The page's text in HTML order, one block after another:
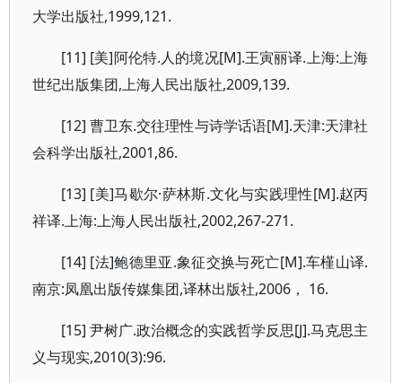
大学出版社,1999,121.
[11] [美]阿伦特.人的境况[M].王寅丽译.上海:上海
世纪出版集团,上海人民出版社,2009,139.
[12] 曹卫东.交往理性与诗学话语[M].天津:天津社
会科学出版社,2001,86.
[13] [美]马歇尔·萨林斯.文化与实践理性[M].赵丙
祥译.上海:上海人民出版社,2002,267-271.
[14] [法]鲍德里亚.象征交换与死亡[M].车槿山译.
南京:凤凰出版传媒集团,译林出版社,2006， 16.
[15] 尹树广.政治概念的实践哲学反思[J].马克思主
义与现实,2010(3):96.